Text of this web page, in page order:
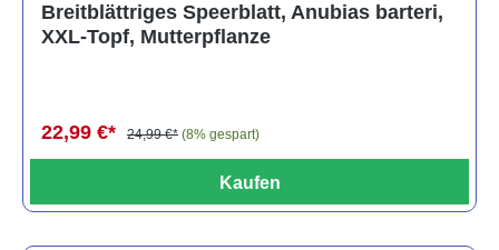
Breitblättriges Speerblatt, Anubias barteri,
XXL-Topf, Mutterpflanze
22,99 €* 24,99 €* (8% gespart)
Kaufen